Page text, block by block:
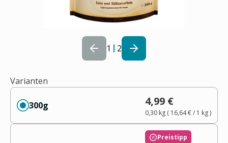
1 2
Varianten
300g 4,99 €
0,30 kg( 16,64 €/ 1 kg)
Preistipp